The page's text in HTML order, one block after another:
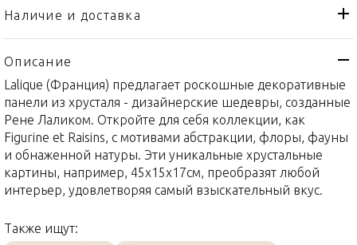
Бренд
Коллекция
Figurine et Raisins
Страна производителя
Материал
Хрусталь
Объем / Размер
45x15x17см
Наличие и доставка
Описание
Lalique (Франция) предлагает роскошные декоративные
панели из хрусталя - дизайнерские шедевры, созданные
Рене Лаликом. Откройте для себя коллекции, как
Figurine et Raisins, с мотивами абстракции, флоры, фауны
и обнаженной натуры. Эти уникальные хрустальные
картины, например, 45x15x17см, преобразят любой
интерьер, удовлетворяя самый взыскательный вкус.
Также ищут: